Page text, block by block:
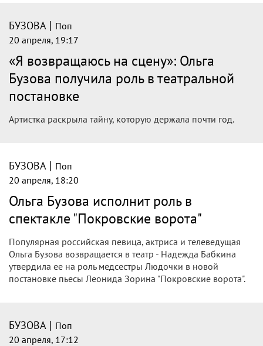
БУЗОВА | Поп
20 апреля, 19:17
«Я возвращаюсь на сцену»: Ольга
Бузова получила роль в театральной
постановке
Артистка раскрыла тайну, которую держала почти год.
БУЗОВА | Поп
20 апреля, 18:20
Ольга Бузова исполнит роль в
спектакле "Покровские ворота"
Популярная российская певица, актриса и телеведущая
Ольга Бузова возвращается в театр - Надежда Бабкина
утвердила ее на роль медсестры Людочки в новой
постановке пьесы Леонида Зорина "Покровские ворота".
БУЗОВА | Поп
20 апреля, 17:12